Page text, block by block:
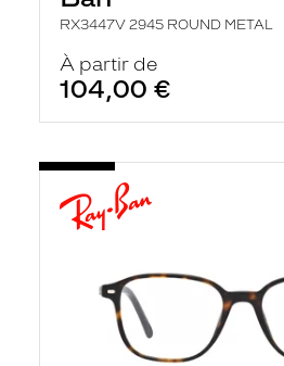
RX3447V 2945 ROUND METAL
À partir de
104,00 €